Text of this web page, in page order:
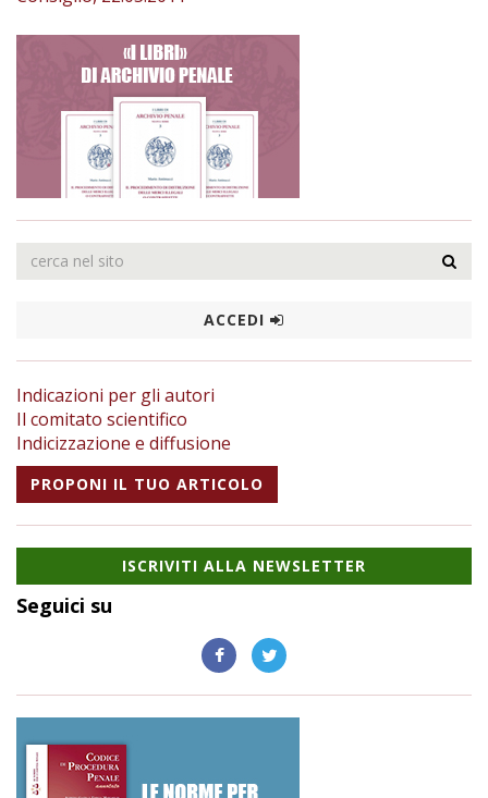
ACCEDI
Indicazioni per gli autori
Il comitato scientifico
Indicizzazione e diffusione
PROPONI IL TUO ARTICOLO
ISCRIVITI ALLA NEWSLETTER
Seguici su